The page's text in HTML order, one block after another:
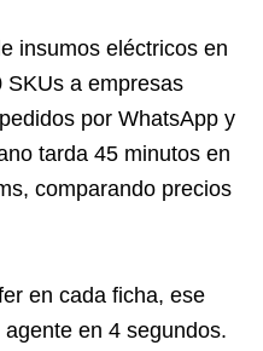
insumos eléctricos en
SKUs a empresas
por WhatsApp y
tarda 45 minutos en
comparando precios
en cada ficha, ese
en 4 segundos.